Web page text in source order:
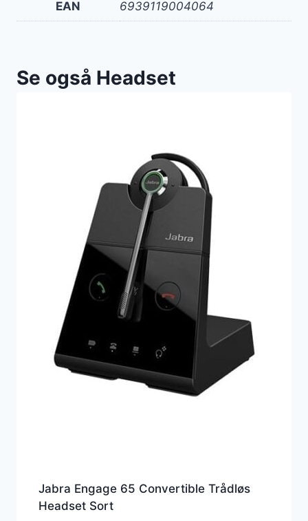
EAN 6939119004064
Se også Headset
Jabra Engage 65 Convertible Trådløs
Headset Sort